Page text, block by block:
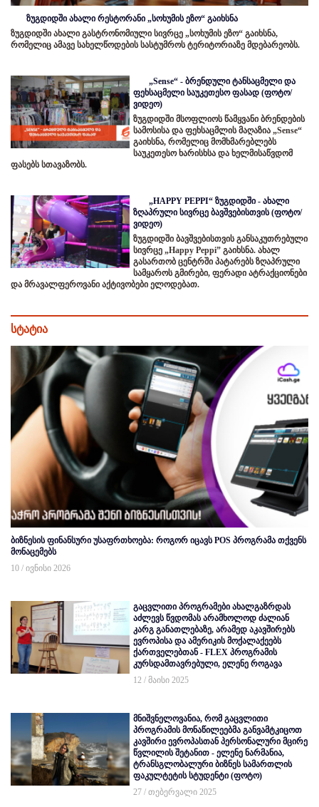
ზუგდიდში ახალი რესტორანი „სოხუმის ეზო“ გაიხსნა
ზუგდიდში ახალი გასტრონომიული სივრცე „სოხუმის ეზო“ გაიხსნა,
რომელიც ამავე სახელწოდების სასტუმროს ტერიტორიაზე მდებარეობს.
„Sense“ - ბრენდული ტანსაცმელი და
ფეხსაცმელი საუკეთესო ფასად (ფოტო/
ვიდეო)
ზუგდიდში მსოფლიოს წამყვანი ბრენდების
სამოსისა და ფეხსაცმლის მაღაზია „Sense“
გაიხსნა, რომელიც მომხმარებლებს
საუკეთესო ხარისხსა და ხელმისაწვდომ
ფასებს სთავაზობს.
„HAPPY PEPPI“ ზუგდიდში - ახალი
ზღაპრული სივრცე ბავშვებისთვის (ფოტო/
ვიდეო)
ზუგდიდში ბავშვებისთვის განსაკუთრებული
სივრცე „Happy Peppi” გაიხსნა. ახალ
გასართობ ცენტრში პატარებს ზღაპრული
სამყაროს გმირები, ფერადი ატრაქციონები
და მრავალფეროვანი აქტივობები ელოდებათ.
სტატია
ბიზნესის ფინანსური უსაფრთხოება: როგორ იცავს POS პროგრამა თქვენს
მონაცემებს
10 / ივნისი 2026
გაცვლითი პროგრამები ახალგაზრდას
აძლევს წვდომას არამხოლოდ ძალიან
კარგ განათლებაზე, არამედ აკავშირებს
ევროპისა და ამერიკის მოქალაქეებს
ქართველებთან - FLEX პროგრამის
კურსდამთავრებული, ელენე როგავა
12 / მაისი 2025
მნიშვნელოვანია, რომ გაცვლითი
პროგრამის მონაწილეებმა განვამტკიცოთ
კავშირი ევროპასთან პერსონალური მცირე
წვლილის შეტანით - ელენე ნარმანია,
ტრანსგლობალური ბიზნეს სამართლის
ფაკულტეტის სტუდენტი (ფოტო)
27 / თებერვალი 2025